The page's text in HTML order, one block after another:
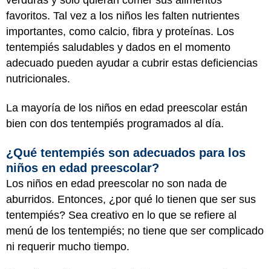
favoritos. Tal vez a los niños les falten nutrientes
importantes, como calcio, fibra y proteínas. Los
tentempiés saludables y dados en el momento
adecuado pueden ayudar a cubrir estas deficiencias
nutricionales.
La mayoría de los niños en edad preescolar están
bien con dos tentempiés programados al día.
¿Qué tentempiés son adecuados para los
niños en edad preescolar?
Los niños en edad preescolar no son nada de
aburridos. Entonces, ¿por qué lo tienen que ser sus
tentempiés? Sea creativo en lo que se refiere al
menú de los tentempiés; no tiene que ser complicado
ni requerir mucho tiempo.